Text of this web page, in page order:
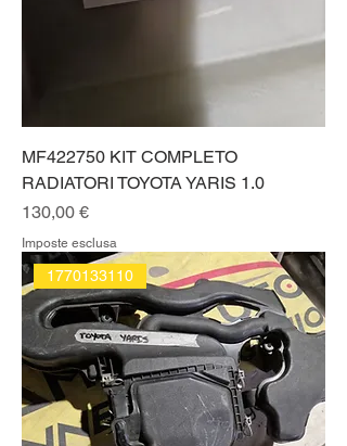
MF422750 KIT COMPLETO
RADIATORI TOYOTA YARIS 1.0
Prezzo
130,00 €
Imposte esclusa
1770133110